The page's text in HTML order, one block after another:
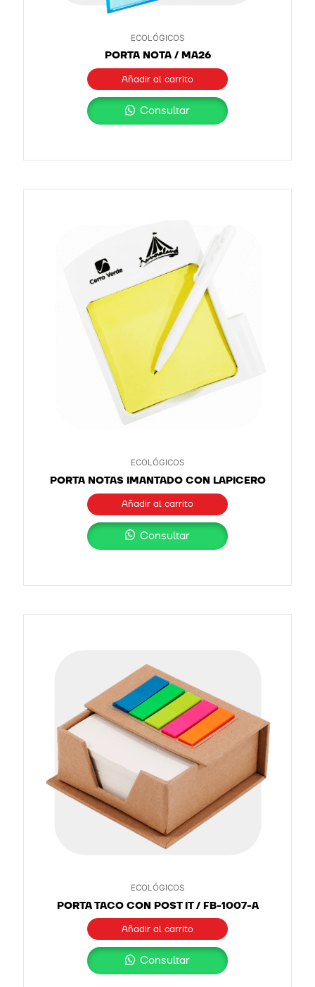
ECOLÓGICOS
PORTA NOTA / MA26
Añadir al carrito
Consultar
ECOLÓGICOS
PORTA NOTAS IMANTADO CON LAPICERO
Añadir al carrito
Consultar
ECOLÓGICOS
PORTA TACO CON POST IT / FB-1007-A
Añadir al carrito
Consultar